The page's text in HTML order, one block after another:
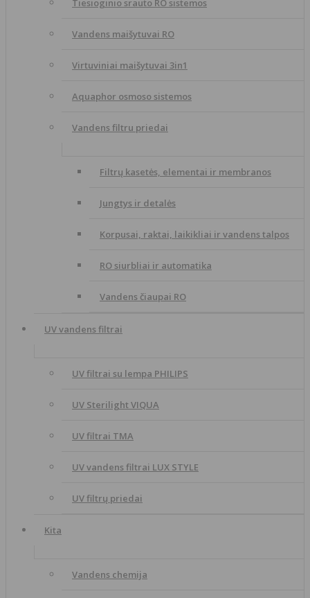
Tiesioginio srauto RO sistemos
Vandens maišytuvai RO
Virtuviniai maišytuvai 3in1
Aquaphor osmoso sistemos
Vandens filtru priedai
Filtrų kasetės, elementai ir membranos
Jungtys ir detalės
Korpusai, raktai, laikikliai ir vandens talpos
RO siurbliai ir automatika
Vandens čiaupai RO
UV vandens filtrai
UV filtrai su lempa PHILIPS
UV Sterilight VIQUA
UV filtrai TMA
UV vandens filtrai LUX STYLE
UV filtrų priedai
Kita
Vandens chemija